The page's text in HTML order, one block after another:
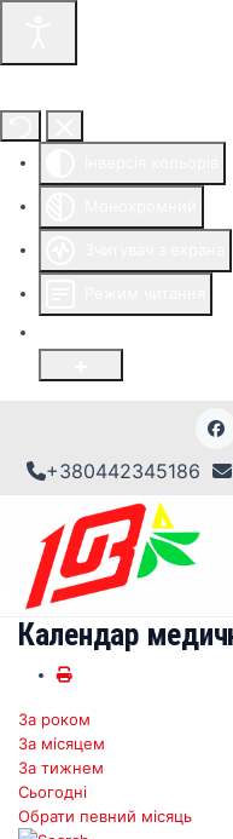
+380442345186
Календар
За роком
За місяцем
За тижнем
Сьогодні
Обрати певний місяць